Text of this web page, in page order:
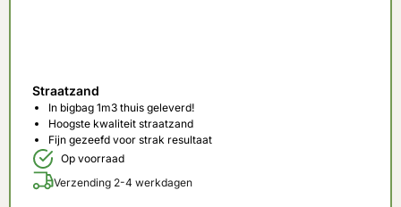
Straatzand
In bigbag 1m3 thuis geleverd!
Hoogste kwaliteit straatzand
Fijn gezeefd voor strak resultaat
Op voorraad
Verzending 2-4 werkdagen